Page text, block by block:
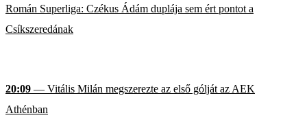
Román Superliga: Czékus Ádám duplája sem ért pontot a
Csíkszeredának
20:09 — Vitális Milán megszerezte az első gólját az AEK
Athénban